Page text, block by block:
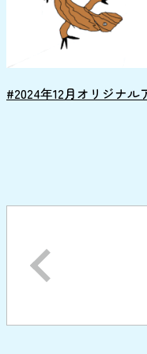
#2024年12月オリジナ